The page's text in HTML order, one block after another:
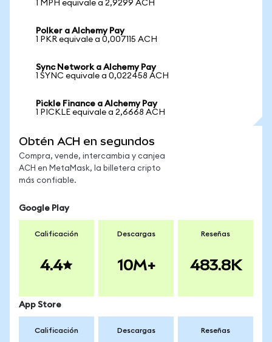
1 MPH equivale a 2,9299 ACH
Polker a Alchemy Pay
1 PKR equivale a 0,007115 ACH
Sync Network a Alchemy Pay
1 SYNC equivale a 0,022458 ACH
Pickle Finance a Alchemy Pay
1 PICKLE equivale a 2,6668 ACH
Obtén ACH en segundos
Compra, vende, intercambia y canjea
ACH en MetaMask, la billetera cripto
más confiable.
Google Play
Calificación
4.4
Descargas
10M+
Reseñas
483.8K
App Store
Calificación Descargas Reseñas